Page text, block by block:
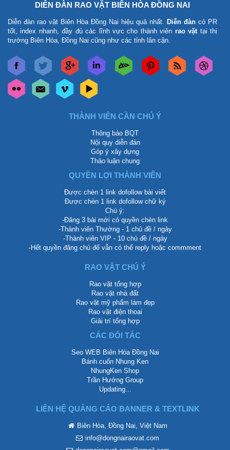
DIỄN ĐÀN RAO VẶT BIÊN HÒA ĐỒNG NAI
Diễn đàn rao vặt Biên Hòa Đồng Nai hiệu quả nhất. Diễn đàn có PR
tốt, index nhanh, đầy đủ các lĩnh vực cho thành viên rao vặttại thị
trường Biên Hòa, Đồng Nai cũng như các tỉnh lân cận.
THÀNH VIÊN CẦN CHÚ Ý
Thông báo BQT
Nội quy diễn đàn
Góp ý xây dựng
Thảo luận chung
QUYỀN LỢI THÀNH VIÊN
Được chèn 1 link dofollow bài viết
Được chèn 1 link dofollow chữ ký
Chú ý:
-Đăng 3 bài mới có quyền chèn link
-Thành viên Thường - 1 chủ đề / ngày
-Thành viên VIP - 10 chủ đề / ngày
-Hết quyền đăng chủ để vẫn có thể reply hoặc commment
RAO VẶT CHÚ Ý
Rao vặt tổng hợp
Rao vặt nhà đất
Rao vặt mỹ phẩm làm đẹp
Rao vặt điện thoại
Giải trí tổng hợp
CÁC ĐỐI TÁC
Seo WEB Biên Hòa Đồng Nai
Bánh cuốn Nhung Ken
NhungKen Shop
Trần Hướng Group
Updating...
LIÊN HỆ QUẢNG CÁO BANNER & TEXTLINK
Biên Hòa, Đồng Nai, Việt Nam
info@dongnairaovat.com